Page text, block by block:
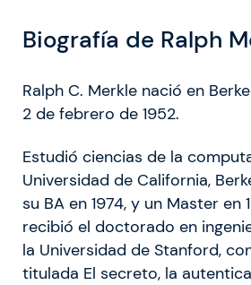
Biografía de Ralph
Ralph C. Merkle nació en
2 de febrero de 1952.
Estudió ciencias de la
Universidad de California,
su BA en 1974, y un Master en
recibió el doctorado en
la Universidad de Stanford,
titulada El secreto, la